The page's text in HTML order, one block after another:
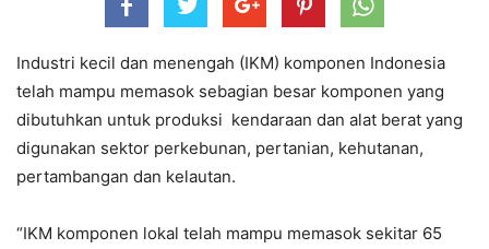
Industri kecil dan menengah (IKM) komponen Indonesia
telah mampu memasok sebagian besar komponen yang
dibutuhkan untuk produksi kendaraan dan alat berat yang
digunakan sektor perkebunan, pertanian, kehutanan,
pertambangan dan kelautan.
“IKM komponen lokal telah mampu memasok sekitar 65